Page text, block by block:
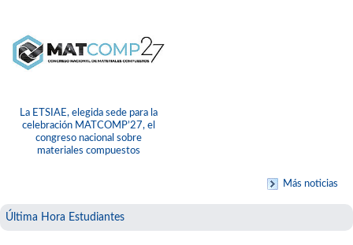
La ETSIAE, elegida sede para la
celebración MATCOMP’27, el
congreso nacional sobre
materiales compuestos
Más noticias
Última Hora Estudiantes